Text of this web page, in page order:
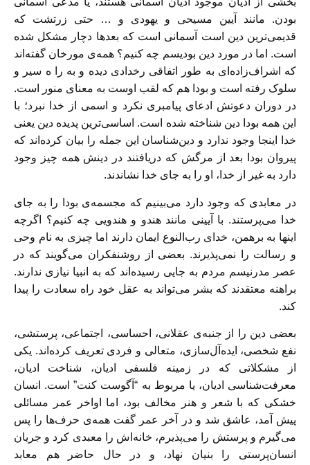
بودن. مانند آیین مسیحی و یهودی و … حتی زرتشت که
قدیمی‌ترین دین است آسمانی است که بعدها دچار مشکل شده
است. اما در مورد دین بودیسم چه کنیم؟ همه‌ی مورخان گفته‌اند
که اشراف‌زاده‌ای به طور اتفاقی رخدادی دیده و به را ه سیر و
سلوک رفته است و بودا هم که لقب اوست به معنای منور است.
در دوران دعوتش ادعای پیامبری نکرد و اسمی از خدا نبرد؛ با
این همه بودا دین شناخته شده است. اساسی‌ترین پدیده دین یعنی
خدا اینجا وجود ندارد و دین‌شناسان این جمله را بیان کرده‌اند که
پیروان بودا بعد از مرگش که دریافتند در دینش همه چیز وجود
دارد به غیر از خدا، او را به جای خدا نشاندند.
در معابدی که وجود دارد می‌بینیم که مجسمه‌ی بودا را به جای
خدا می‌پرستند. با آیینی مانند هندو و هندویی چه کنیم؟ اگرچه
اینها به برهمن، خدای رب‌النوع ایمان دارند اما چیزی به نام وحی
و رسالت را نمی‌پذیرند. بعضی از روشنفکران می‌گویند که در
عصر مدرنیسم مردم به جایی رسیده‌اند که به انبیا نیازی ندارند.
براهنه معتقدند که بشر می‌تواند به عقل خود راه سعادت را پیدا
کند.
بعضی دین را از جنبه‌ی عقلانی، احساسی، اجتماعی، پرستشی،
نفع شخصی، ایده‌آل‌سازی، متعالی و فردی تعریف کرده‌اند. یکی
از مشکلاتی که در زمینه فلسفی ادیان، شناخت ادیان،
معرفت‌شناسی ادیان، یا مربوط به “آگوست کنت” است. انسان
خشکی که با شعر و هنر مخالف بود، اما اواخر عمر مسائلی
پیش آمد، عاشق شد و در آخر عمر گفت همه‌ی حرف‌ها را پس
می‌گیرم و پرستش را می‌پذیرم، خانه‌اش را معبدی کرد و جریان
انسان‌پرستی را بنیان نهاد، و در حال حاضر هم معابد